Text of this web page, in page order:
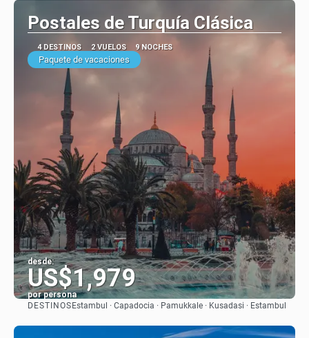
Postales de Turquía Clásica
4 DESTINOS 2 VUELOS 9 NOCHES
Paquete de vacaciones
desde:
US$1,979
por persona
DESTINOS Estambul · Capadocia · Pamukkale · Kusadasi · Estambul